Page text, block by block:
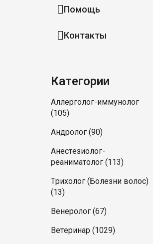
Помощь
Контакты
Категории
Аллерголог-иммунолог
(105)
Андролог (90)
Анестезиолог-
реаниматолог (113)
Трихолог (Болезни волос)
(13)
Венеролог (67)
Ветеринар (1029)